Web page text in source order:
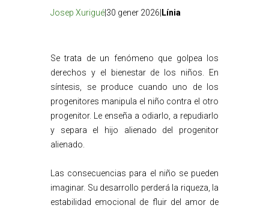
Josep Xurigué |30 gener 2026| Línia
Se trata de un fenómeno que golpea los
derechos y el bienestar de los niños. En
síntesis, se produce cuando uno de los
progenitores manipula el niño contra el otro
progenitor. Le enseña a odiarlo, a repudiarlo
y separa el hijo alienado del progenitor
alienado.
Las consecuencias para el niño se pueden
imaginar. Su desarrollo perderá la riqueza, la
estabilidad emocional de fluir del amor de